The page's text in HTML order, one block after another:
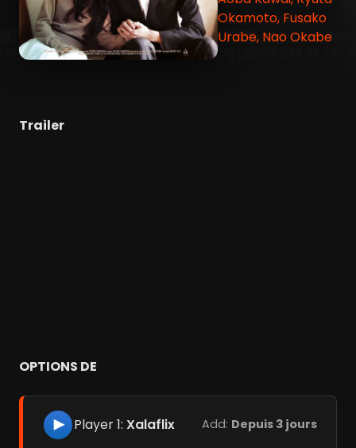
Okamoto, Fusako
Urabe, Nao Okabe
Trailer
OPTIONS DE
Player 1: Xalaflix Add: Depuis 3 jours